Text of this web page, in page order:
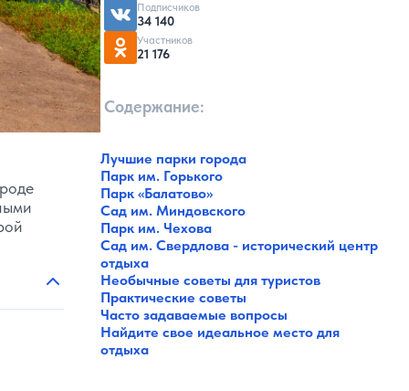
Подписчиков
34 140
Участников
21 176
Содержание:
Лучшие парки города
Парк им. Горького
Парк «Балатово»
Сад им. Миндовского
Парк им. Чехова
Сад им. Свердлова - исторический центр
отдыха
Необычные советы для туристов
Практические советы
Часто задаваемые вопросы
Найдите свое идеальное место для
отдыха